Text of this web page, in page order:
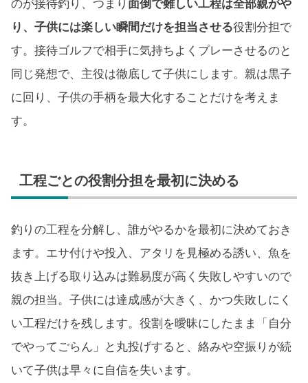
のが接待釣り、つまり 面倒で難しい工程は全部親がや
り、子供には楽しい瞬間だけを担当させる役割分担で
す。接待ゴルフで相手に気持ちよくプレーさせるのと
同じ発想で、主役は徹底して子供にします。親は黒子
に回り、子供の手柄を最大化することだけを考えま
す。
工程ごとの役割分担を最初に決める
釣りの工程を分解し、誰がやるかを最初に決めておき
ます。エサ付けや投入、アタリを見極める誘い、魚を
抜き上げる取り込みは難易度が高く失敗しやすいので
親の担当。子供には達成感が大きく、かつ失敗しにく
い工程だけを残します。役割を曖昧にしたまま「自分
でやってごらん」と丸投げすると、絡みや空振りが続
いて子供は早々に自信を失います。